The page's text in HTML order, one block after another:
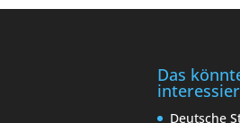
Das
Deutsche